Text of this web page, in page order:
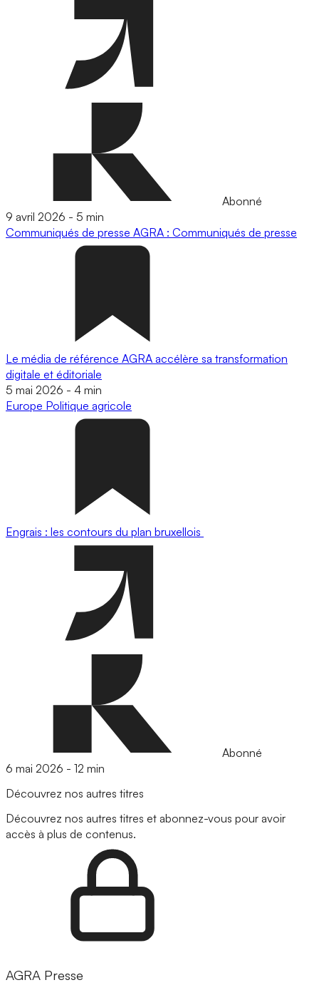
Abonné
9 avril 2026 - 5 min
Communiqués de presse AGRA : Communiqués de presse
Le média de référence AGRA accélère sa transformation
digitale et éditoriale
5 mai 2026 - 4 min
Europe Politique agricole
Engrais : les contours du plan bruxellois
Abonné
6 mai 2026 - 12 min
Découvrez nos autres titres
Découvrez nos autres titres et abonnez-vous pour avoir
accès à plus de contenus.
AGRA Presse